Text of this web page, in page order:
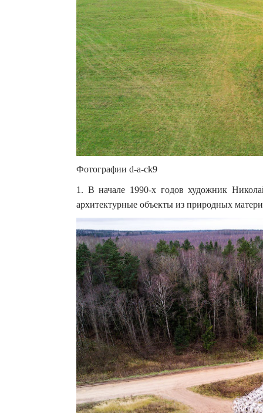
Фотографии d-a-ck9
1. В начале 1990-х годов художник
архитектурные объекты из природных